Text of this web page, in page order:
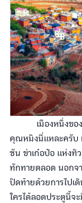
เมืองหนึ่งของจีน
คุณหมิงนี่แหละครับ
ชัน ข่าเก๋อป๋อ แห่งทิ
ทักทายตลอด นอกจ
ปิดท้ายด้วยการไปเ
ใครได้ลอดประตูนี้จ